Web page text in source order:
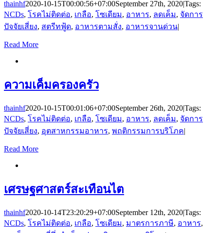
thainhf2020-10-15T00:00:56+07:00September 27th, 2020|Tags:
NCDs, โรคไม่ติดต่อ, เกลือ, โซเดียม, อาหาร, ลดเค็ม, จัดการ
ปัจจัยเสี่ยง, สตรีทฟู้ด, อาหารตามสั่ง, อาหารจานด่วน|
Read More
ความเค็มครองครัว
thainhf2020-10-15T00:01:06+07:00September 26th, 2020|Tags:
NCDs, โรคไม่ติดต่อ, เกลือ, โซเดียม, อาหาร, ลดเค็ม, จัดการ
ปัจจัยเสี่ยง, อุตสาหกรรมอาหาร, พฤติกรรมการบริโภค|
Read More
เศรษฐศาสตร์สะเทือนไต
thainhf2020-10-14T23:20:29+07:00September 12th, 2020|Tags:
NCDs, โรคไม่ติดต่อ, เกลือ, โซเดียม, มาตรการภาษี, อาหาร,